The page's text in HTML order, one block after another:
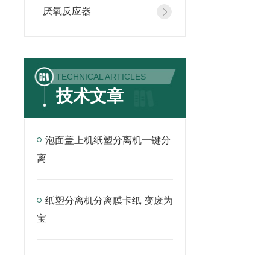
厌氧反应器
TECHNICAL ARTICLES
技术文章
泡面盖上机纸塑分离机一键分
离
纸塑分离机分离膜卡纸 变废为
宝